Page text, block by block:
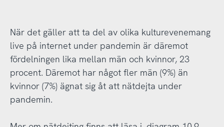
När det gäller att ta del av olika kulturevenemang
live på internet under pandemin är däremot
fördelningen lika mellan män och kvinnor, 23
procent. Däremot har något fler män (9%) än
kvinnor (7%) ägnat sig åt att nätdejta under
pandemin.